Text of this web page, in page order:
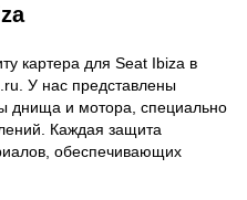
картера для Seat Ibiza в
У нас представлены
днища и мотора, специально
Каждая защита
обеспечивающих